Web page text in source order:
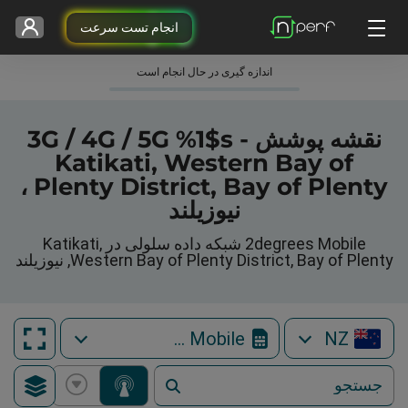
انجام تست سرعت
اندازه گیری در حال انجام است
نقشه پوشش 3G / 4G / 5G %1$s -
Katikati, Western Bay of
Plenty District, Bay of Plenty ،
نیوزیلند
2degrees Mobile شبکه داده سلولی در Katikati,
Western Bay of Plenty District, Bay of Plenty, نیوزیلند
NZ
2degrees Mobile